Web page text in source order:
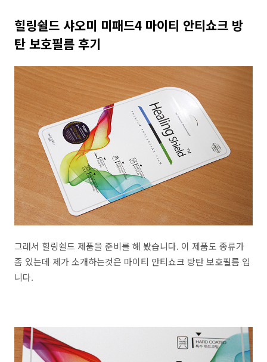
힐링쉴드 샤오미 미패드4 마이티 안티쇼크 방
탄 보호필름 후기
그래서 힐링쉴드 제품을 준비를 해 봤습니다. 이 제품도 종류가
좀 있는데 제가 소개하는것은 마이티 안티쇼크 방탄 보호필름 입
니다.